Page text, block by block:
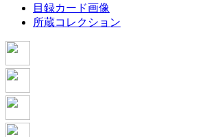
目録カード画像
所蔵コレクション